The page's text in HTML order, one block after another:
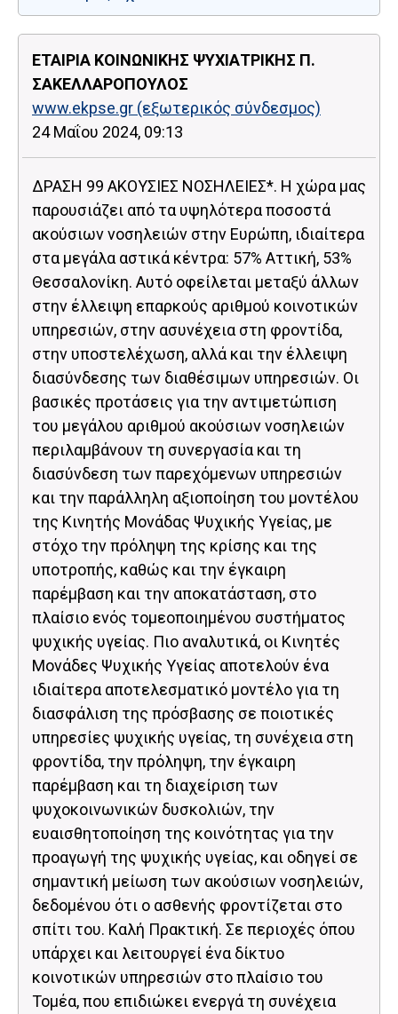
ΕΤΑΙΡΙΑ ΚΟΙΝΩΝΙΚΗΣ ΨΥΧΙΑΤΡΙΚΗΣ Π.
ΣΑΚΕΛΛΑΡΟΠΟΥΛΟΣ
www.ekpse.gr (εξωτερικός σύνδεσμος)
24 Μαΐου 2024, 09:13
ΔΡΑΣΗ 99 ΑΚΟΥΣΙΕΣ ΝΟΣΗΛΕΙΕΣ*. Η χώρα μας
παρουσιάζει από τα υψηλότερα ποσοστά
ακούσιων νοσηλειών στην Ευρώπη, ιδιαίτερα
στα μεγάλα αστικά κέντρα: 57% Αττική, 53%
Θεσσαλονίκη. Αυτό οφείλεται μεταξύ άλλων
στην έλλειψη επαρκούς αριθμού κοινοτικών
υπηρεσιών, στην ασυνέχεια στη φροντίδα,
στην υποστελέχωση, αλλά και την έλλειψη
διασύνδεσης των διαθέσιμων υπηρεσιών. Οι
βασικές προτάσεις για την αντιμετώπιση
του μεγάλου αριθμού ακούσιων νοσηλειών
περιλαμβάνουν τη συνεργασία και τη
διασύνδεση των παρεχόμενων υπηρεσιών
και την παράλληλη αξιοποίηση του μοντέλου
της Κινητής Μονάδας Ψυχικής Υγείας, με
στόχο την πρόληψη της κρίσης και της
υποτροπής, καθώς και την έγκαιρη
παρέμβαση και την αποκατάσταση, στο
πλαίσιο ενός τομεοποιημένου συστήματος
ψυχικής υγείας. Πιο αναλυτικά, οι Κινητές
Μονάδες Ψυχικής Υγείας αποτελούν ένα
ιδιαίτερα αποτελεσματικό μοντέλο για τη
διασφάλιση της πρόσβασης σε ποιοτικές
υπηρεσίες ψυχικής υγείας, τη συνέχεια στη
φροντίδα, την πρόληψη, την έγκαιρη
παρέμβαση και τη διαχείριση των
ψυχοκοινωνικών δυσκολιών, την
ευαισθητοποίηση της κοινότητας για την
προαγωγή της ψυχικής υγείας, και οδηγεί σε
σημαντική μείωση των ακούσιων νοσηλειών,
δεδομένου ότι ο ασθενής φροντίζεται στο
σπίτι του. Καλή Πρακτική. Σε περιοχές όπου
υπάρχει και λειτουργεί ένα δίκτυο
κοινοτικών υπηρεσιών στο πλαίσιο του
Τομέα, που επιδιώκει ενεργά τη συνέχεια